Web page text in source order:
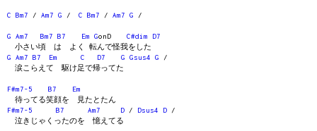
C Bm7 / Am7 G / C Bm7 / Am7 G /
G Am7 Bm7 B7 Em GonD C#dim
D7
小さい頃 は よく 転んで怪我をした
G
Am7 B7 Em C D7 G Gsus4 G /
涙こらえて 駆け足で帰ってた
F#m7-5 B7
Em
待ってる笑顔を 見たとたん
F#m7-5
B7 Am7 D / Dsus4 D /
泣きじゃくったのを 憶えてる